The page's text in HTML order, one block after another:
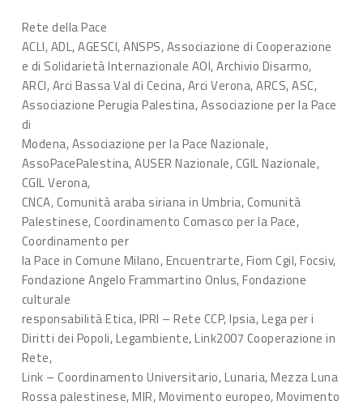
Rete della Pace
ACLI, ADL, AGESCI, ANSPS, Associazione di Cooperazione
e di Solidarietà Internazionale AOI, Archivio Disarmo,
ARCI, Arci Bassa Val di Cecina, Arci Verona, ARCS, ASC,
Associazione Perugia Palestina, Associazione per la Pace
di
Modena, Associazione per la Pace Nazionale,
AssoPacePalestina, AUSER Nazionale, CGIL Nazionale,
CGIL Verona,
CNCA, Comunità araba siriana in Umbria, Comunità
Palestinese, Coordinamento Comasco per la Pace,
Coordinamento per
la Pace in Comune Milano, Encuentrarte, Fiom Cgil, Focsiv,
Fondazione Angelo Frammartino Onlus, Fondazione
culturale
responsabilità Etica, IPRI – Rete CCP, Ipsia, Lega per i
Diritti dei Popoli, Legambiente, Link2007 Cooperazione in
Rete,
Link – Coordinamento Universitario, Lunaria, Mezza Luna
Rossa palestinese, MIR, Movimento europeo, Movimento